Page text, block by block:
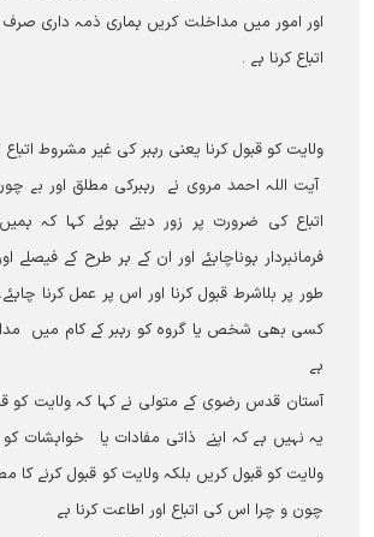
اور امور میں مداخلت کريں ہماری ذمہ داری صرف
اتباع کرنا ہے ۔
ولایت کو قبول کرنا یعنی رہبر کی غیر مشروط اتباع
آيت اللہ احمد مروی نے رہبرکی مطلق اور بے
اتباع کی ضرورت پر زور دیتے ہوئے کہا کہ
فرمانبردار ہوناچاہئے اور ان کے ہر طرح کے فیصلے
طور پر بلاشرط قبول کرنا اور اس پر عمل کرنا
کسی بھی شخص یا گروہ کو رہبر کے کام میں
ہے
آستان قدس رضوی کے متولی نے کہا کہ ولایت کو
یہ نہیں ہے کہ اپنے ذاتی مفادات یا خواہشات کو
ولایت کو قبول کريں بلکہ ولایت کو قبول کرنے کا
چون و چرا اس کی اتباع اور اطاعت کرنا ہے